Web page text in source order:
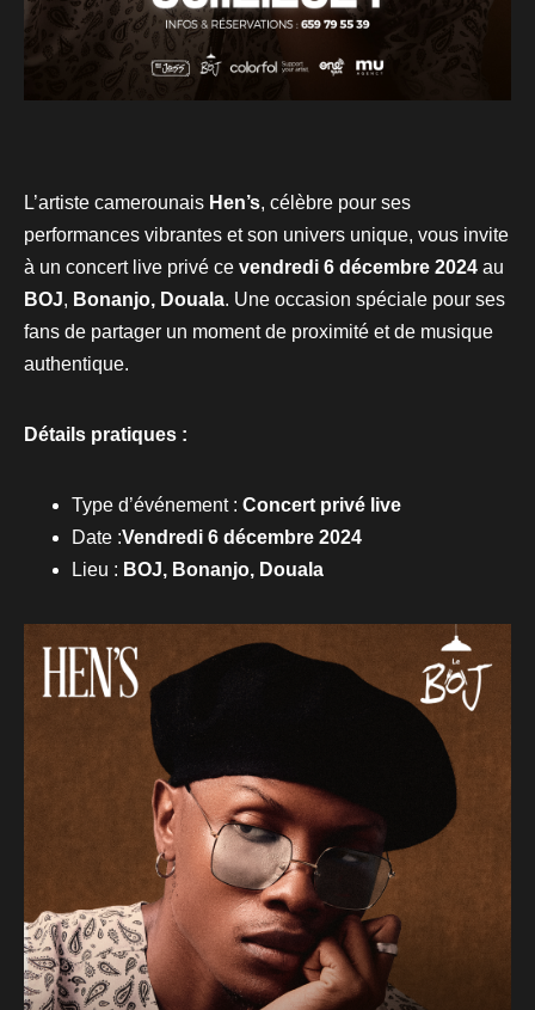
L’artiste camerounais Hen’s, célèbre pour ses
performances vibrantes et son univers unique, vous invite
à un concert live privé ce vendredi 6 décembre 2024 au
BOJ, Bonanjo, Douala. Une occasion spéciale pour ses
fans de partager un moment de proximité et de musique
authentique.
Détails pratiques :
Type d’événement : Concert privé live
Date :Vendredi 6 décembre 2024
Lieu : BOJ, Bonanjo, Douala